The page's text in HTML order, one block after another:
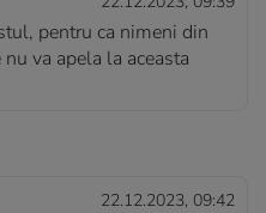
pentru ca nimeni din
va apela la aceasta
22.12.2023, 09:42